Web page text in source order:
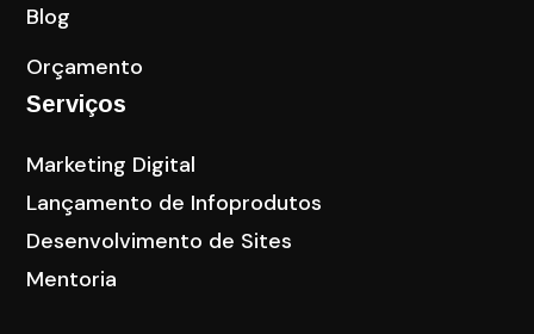
Blog
Orçamento
Serviços
Marketing Digital
Lançamento de Infoprodutos
Desenvolvimento de Sites
Mentoria